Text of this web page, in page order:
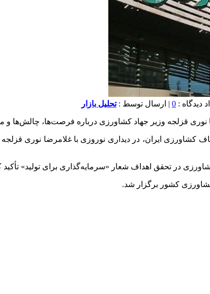
0 | ارسال توسط :تحلیل بازار
نوری قزلجه وزیر جهاد کشاورزی درباره فرصت‌ها،
کشاورزی ایران، در دیداری نوروزی با غلامرضا نوری
در تحقق اهداف شعار «سرمایه‌گذاری برای تولید» تأکید
کشور برگزار شد.